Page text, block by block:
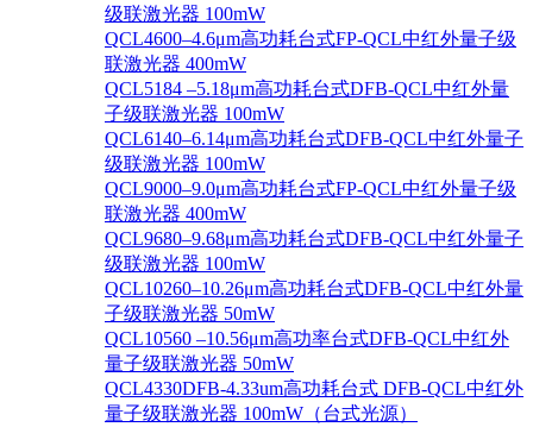
级联激光器 100mW
QCL4600–4.6μm高功耗台式FP-QCL中红外量子级
联激光器 400mW
QCL5184 –5.18μm高功耗台式DFB-QCL中红外量
子级联激光器 100mW
QCL6140–6.14μm高功耗台式DFB-QCL中红外量子
级联激光器 100mW
QCL9000–9.0μm高功耗台式FP-QCL中红外量子级
联激光器 400mW
QCL9680–9.68μm高功耗台式DFB-QCL中红外量子
级联激光器 100mW
QCL10260–10.26μm高功耗台式DFB-QCL中红外量
子级联激光器 50mW
QCL10560 –10.56μm高功率台式DFB-QCL中红外
量子级联激光器 50mW
QCL4330DFB-4.33um高功耗台式 DFB-QCL中红外
量子级联激光器 100mW（台式光源）